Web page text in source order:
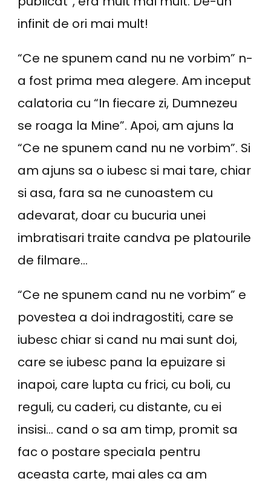
infinit de ori mai mult!
“Ce ne spunem cand nu ne vorbim” n-
a fost prima mea alegere. Am inceput
calatoria cu “In fiecare zi, Dumnezeu
se roaga la Mine”. Apoi, am ajuns la
“Ce ne spunem cand nu ne vorbim”. Si
am ajuns sa o iubesc si mai tare, chiar
si asa, fara sa ne cunoastem cu
adevarat, doar cu bucuria unei
imbratisari traite candva pe platourile
de filmare…
“Ce ne spunem cand nu ne vorbim” e
povestea a doi indragostiti, care se
iubesc chiar si cand nu mai sunt doi,
care se iubesc pana la epuizare si
inapoi, care lupta cu frici, cu boli, cu
reguli, cu caderi, cu distante, cu ei
insisi… cand o sa am timp, promit sa
fac o postare speciala pentru
aceasta carte, mai ales ca am